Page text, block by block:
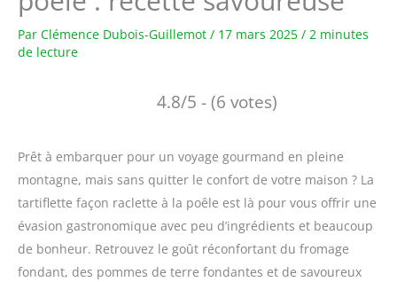
Par Clémence Dubois-Guillemot / 17 mars 2025 / 2 minutes
de lecture
4.8/5 - (6 votes)
Prêt à embarquer pour un voyage gourmand en pleine
montagne, mais sans quitter le confort de votre maison ? La
tartiflette façon raclette à la poêle est là pour vous offrir une
évasion gastronomique avec peu d’ingrédients et beaucoup
de bonheur. Retrouvez le goût réconfortant du fromage
fondant, des pommes de terre fondantes et de savoureux